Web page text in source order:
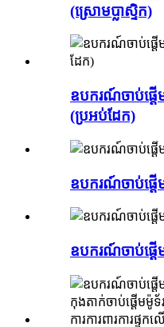
(ស្រោមប្លាស្ទិក)
ឧបករណ៍ចាប់ផ្ត
(ប្រអប់ដែក)
ឧបករណ៍ចាប់ផ្តើ
ឧបករណ៍ចាប់ផ្តើ